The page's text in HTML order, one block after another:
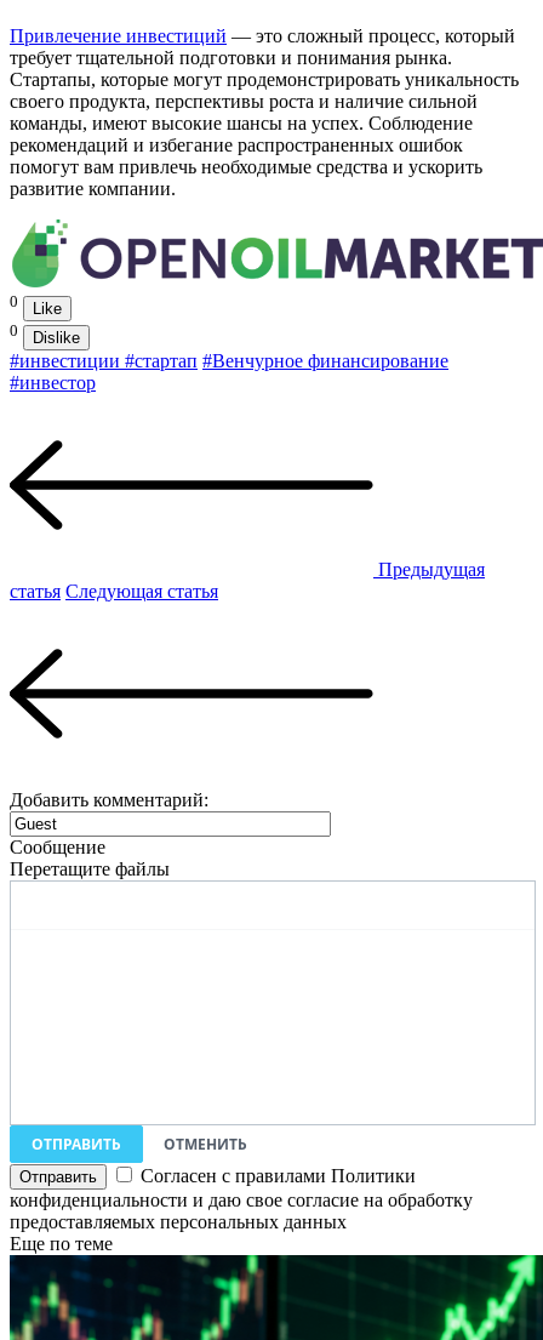
Привлечение инвестиций — это сложный процесс, который
требует тщательной подготовки и понимания рынка.
Стартапы, которые могут продемонстрировать уникальность
своего продукта, перспективы роста и наличие сильной
команды, имеют высокие шансы на успех. Соблюдение
рекомендаций и избегание распространенных ошибок
помогут вам привлечь необходимые средства и ускорить
развитие компании.
0
Like
0
Dislike
#инвестиции #стартап #Венчурное финансирование
#инвестор
Предыдущая
статья Следующая статья
Добавить комментарий:
Сообщение
Перетащите файлы
ОТПРАВИТЬ
ОТМЕНИТЬ
Согласен с правилами Политики
конфиденциальности и даю свое согласие на обработку
предоставляемых персональных данных
Еще по теме